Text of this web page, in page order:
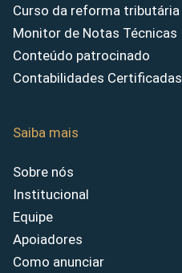
Curso da reforma tributária
Monitor de Notas Técnicas
Conteúdo patrocinado
Contabilidades Certificadas
Saiba mais
Sobre nós
Institucional
Equipe
Apoiadores
Como anunciar